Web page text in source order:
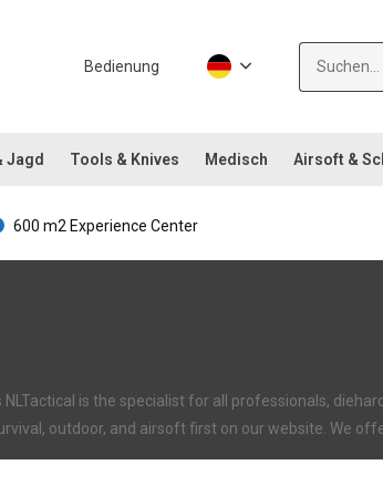
Bedienung
Jagd Tools & Knives Medisch Airsoft &
600 m2 Experience Center
is the specialist for all professionals,
outdoor, and airsoft first on our website. We